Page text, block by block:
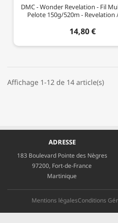
DMC - Wonder Revelation - Fil
Pelote 150g/520m - Revelation
14,80 €
Affichage 1-12 de 14 article(s)
ADRESSE
183 Boulevard Pointe des Nègres
97200, Fort-de-France
Martinique
Mentions légalesConditions